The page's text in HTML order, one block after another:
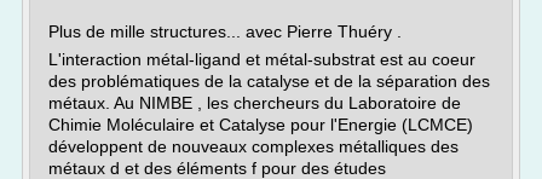
Plus de mille structures... avec Pierre Thuéry .
L'interaction métal-ligand et métal-substrat est au coeur
des problématiques de la catalyse et de la séparation des
métaux. Au NIMBE , les chercheurs du Laboratoire de
Chimie Moléculaire et Catalyse pour l'Energie (LCMCE)
développent de nouveaux complexes métalliques des
métaux d et des éléments f pour des études